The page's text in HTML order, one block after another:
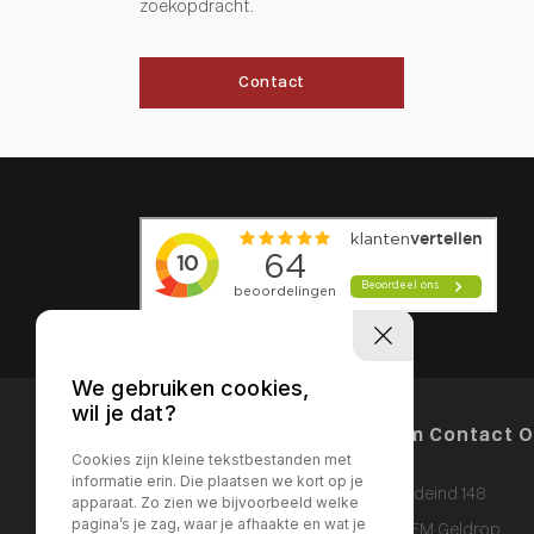
zoekopdracht.
Contact
HOME
DIENSTEN
Neem Contact
Bogardeind 148
We gebruiken cookies,
wil je dat?
Cookies zijn kleine tekstbestanden met
informatie erin. Die plaatsen we kort op je
apparaat. Zo zien we bijvoorbeeld welke
pagina’s je zag, waar je afhaakte en wat je